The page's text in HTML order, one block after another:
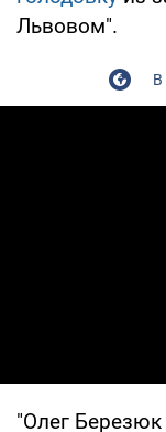
Львовом".
"Олег